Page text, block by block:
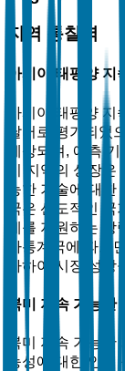
지역 통찰력
아시아 태평양
아시아 태평양
달러로 평가되었
예상되며, 예측
이 지역의 성장
능한 기술에 대한
국은 선도적인 국
계를 지원하는 강
가통계국에 따르
가하여 시장 성장
북미 지속 가능한
북미 지속 가능
능성에 대한 인식